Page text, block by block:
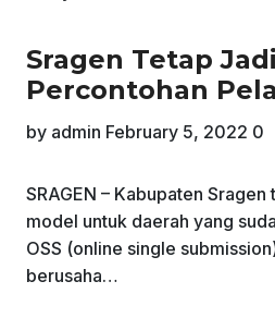
Sragen Tetap
Percontohan
by admin February 5, 2022 0
SRAGEN – Kabupaten
model untuk daerah yang
OSS (online single
berusaha…